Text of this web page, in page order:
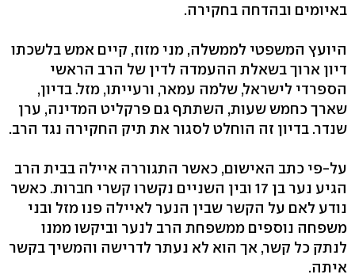
באיומים ובהדחה בחקירה.
היועץ המשפטי לממשלה, מני מזוז, קיים אמש בלשכתו
דיון ארוך בשאלת ההעמדה לדין של הרב הראשי
הספרדי לישראל, שלמה עמאר, ורעייתו, מזל. בדיון,
שארך כחמש שעות, השתתף גם פרקליט המדינה, ערן
שנדר. בדיון זה הוחלט לסגור את תיק החקירה נגד הרב.
על-פי כתב האישום, כאשר התגוררה איילה בבית הרב
הגיע נער בן 17 ובין השניים נקשרו קשרי חברות. כאשר
נודע לאם על הקשר שבין הנער לאיילה פנו מזל ובני
משפחה נוספים ממשפחת הרב לנער וביקשו ממנו
לנתק כל קשר, אך הוא לא נעתר לדרישה והמשיך בקשר
איתה.